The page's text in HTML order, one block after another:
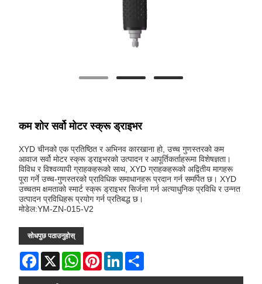
कम शोर सर्वो मोटर स्क्रू ड्राइभर
XYD चीनको एक प्रतिष्ठित र अभिनव कारखाना हो, उच्च गुणस्तरको कम
आवाज सर्वो मोटर स्क्रू ड्राइभरको उत्पादन र आपूर्तिकर्ताहरूमा विशेषज्ञता।
विविध र विश्वव्यापी ग्राहकहरूको साथ, XYD ग्राहकहरूको अद्वितीय मागहरू
पूरा गर्ने उच्च-गुणस्तरको प्राविधिक समाधानहरू प्रदान गर्न समर्पित छ। XYD
उच्चतम क्षमताको स्मार्ट स्क्रू ड्राइभर सिर्जना गर्न अत्याधुनिक प्रविधि र उन्नत
उत्पादन प्रविधिहरू प्रयोग गर्न प्रतिबद्ध छ।
मोडेल:YM-ZN-015-V2
सोधपुछ पठाउनुहोस्
Facebook
X WhatsAppPinterestLinkedIn